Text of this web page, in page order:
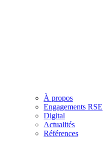
À propos
Engagements RSE
Digital
Actualités
Références